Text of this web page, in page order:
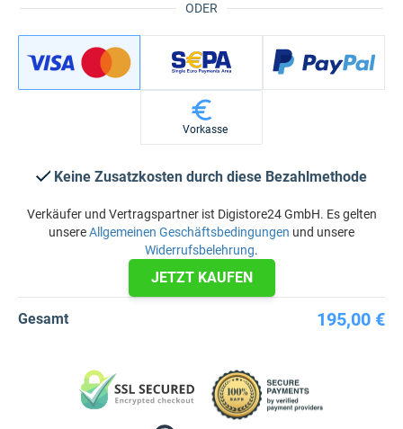
ODER
Vorkasse
Keine Zusatzkosten durch diese Bezahlmethode
Verkäufer und Vertragspartner ist Digistore24 GmbH. Es gelten
unsereAllgemeinen Geschäftsbedingungen und unsere
Widerrufsbelehrung.
JETZT KAUFEN
Gesamt 195,00 €